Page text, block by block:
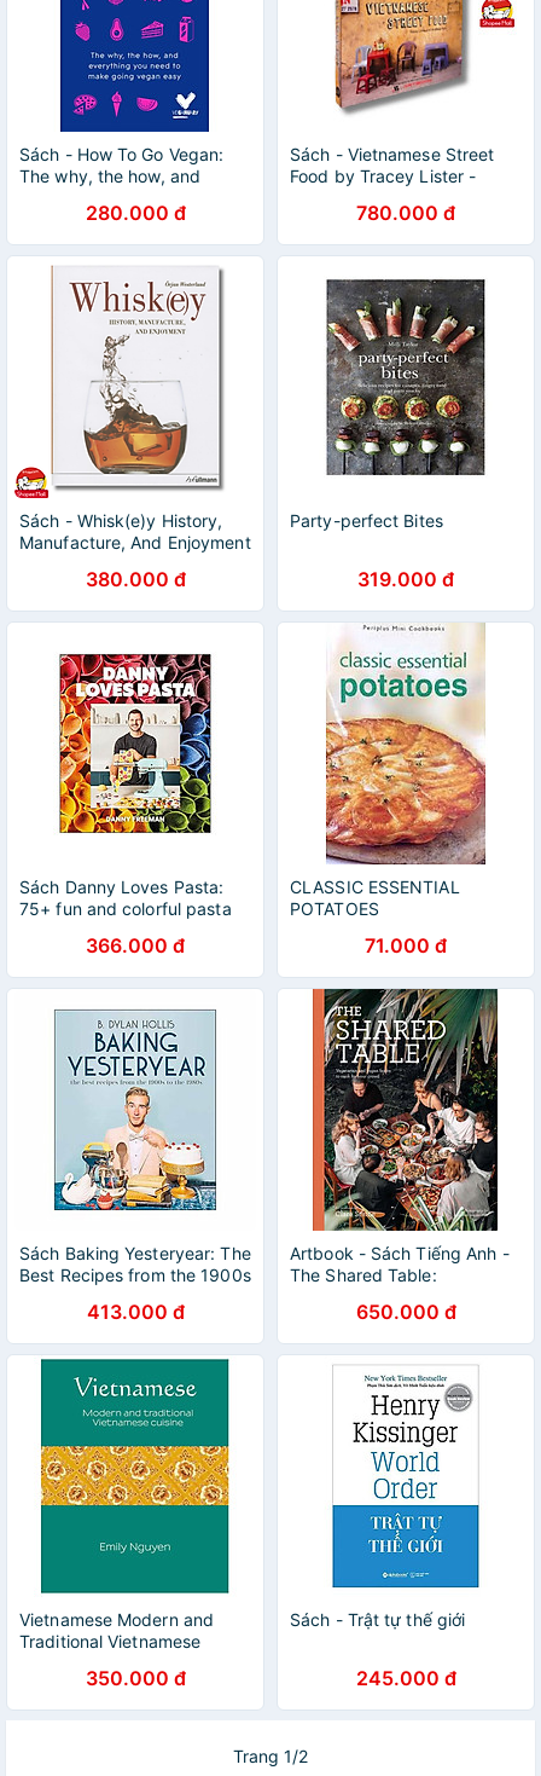
Sách - How To Go Vegan:
The why, the how, and
make going vegan easy by
Evanna Lynch
280.000 đ
Sách - Vietnamese Street
Food by Tracey Lister -
in English780.000 đ
Sách - Whisk(e)y History,
Manufacture, And Enjoyment
380.000 đ
Party-perfect Bites
319.000 đ
Sách Danny Loves Pasta:
75+ fun and colorful pasta
and more366.000 đ
CLASSIC ESSENTIAL
POTATOES
71.000 đ
Sách Baking Yesteryear: The
Best Recipes from the 1900s
413.000 đ
Artbook - Sách Tiếng Anh -
The Shared Table:
to cook for your crowd
650.000 đ
Vietnamese Modern and
Traditional Vietnamese
350.000 đ
Sách - Trật tự thế giới
245.000 đ
Trang 1/2